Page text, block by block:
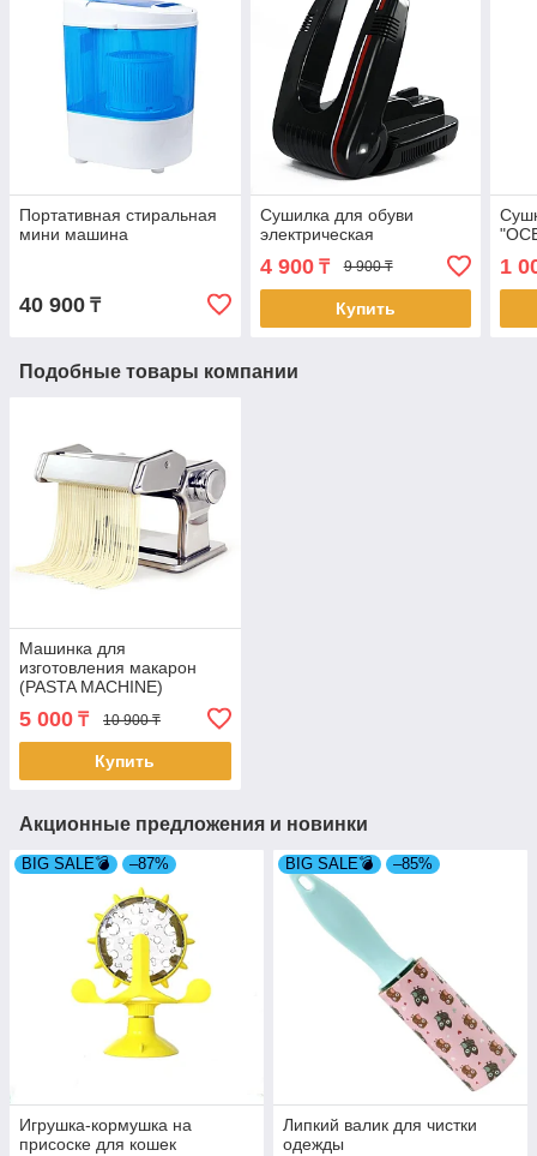
Портативная стиральная
мини машина
40 900 ₸
Сушилка для обуви
электрическая
4 900₸ 9 900 ₸
Купить
1
Подобные товары компании
Машинка для
изготовления макарон
(PASTA MACHINE)
5 000 ₸ 10 900 ₸
Купить
Акционные предложения и новинки
BIG SALE💣 –87%
Игрушка-кормушка на
присоске для кошек
BIG SALE💣 –85%
Липкий валик для чистки
одежды